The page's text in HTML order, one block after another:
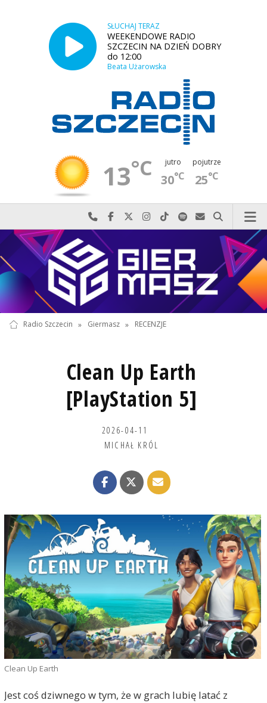
SŁUCHAJ TERAZ
WEEKENDOWE RADIO
SZCZECIN NA DZIEŃ DOBRY
do 12:00
Beata Użarowska
13°C jutro
30°C
pojutrze
25°C
Najlepiej po prostu do nas zadzwoń
Odwiedź nas na Facebook-u
Odwiedź nas na X
Odwiedź nas na Instagram-ie
Odwiedź nas na TikTok-u
Szukaj nas na Spotify
Wyślij do nas
Szukaj
Radio Szczecin » Giermasz » RECENZJE
Clean Up Earth
[PlayStation 5]
2026-04-11
MICHAŁ KRÓL
Clean Up Earth
Jest coś dziwnego w tym, że w grach lubię latać z